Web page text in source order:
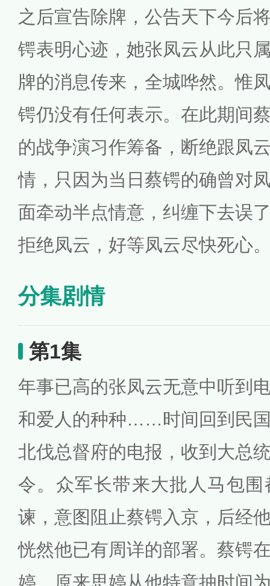
之后宣告除牌，公告天下今后
锷表明心迹，她张凤云从此只
牌的消息传来，全城哗然。惟
锷仍没有任何表示。在此期间
的战争演习作筹备，断绝跟凤
情，只因为当日蔡锷的确曾对
面牵动半点情意，纠缠下去误
拒绝凤云，好等凤云尽快死心
分集剧情
第1集
年事已高的张凤云无意中听到
和爱人的种种……时间回到民
北伐总督府的电报，收到大总
令。众军长带来大批人马包
谏，意图阻止蔡锷入京，后经
恍然他已有周详的部署。蔡锷